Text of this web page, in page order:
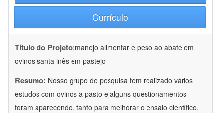
Currículo
Título do Projeto:manejo alimentar e peso ao abate em
ovinos santa inês em pastejo
Resumo: Nosso grupo de pesquisa tem realizado vários
estudos com ovinos a pasto e alguns questionamentos
foram aparecendo, tanto para melhorar o ensaio científico,